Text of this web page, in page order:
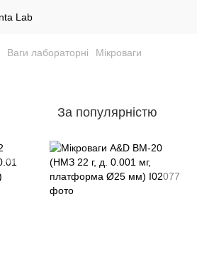
Ваги лабораторні Мікроваги
За популярністю